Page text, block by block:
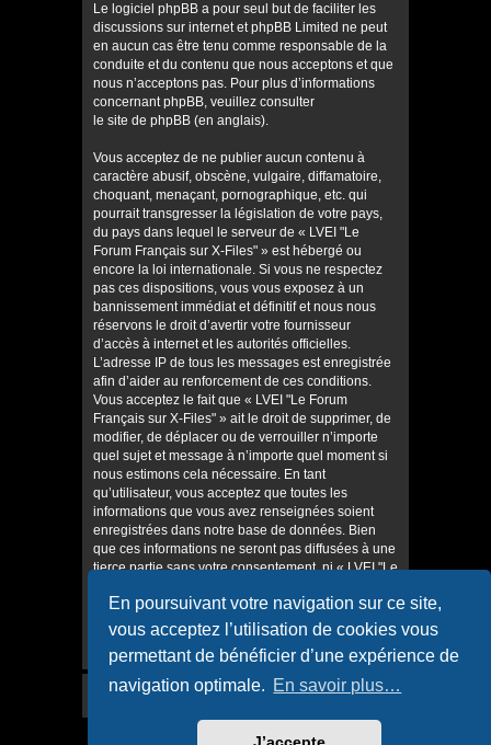
En poursuivant votre navigation sur ce site,
vous acceptez l’utilisation de cookies vous
permettant de bénéficier d’une expérience de
navigation optimale. En savoir plus…
Le logiciel phpBB a pour seul but de faciliter les
discussions sur internet et phpBB Limited ne peut
en aucun cas être tenu comme responsable de la
conduite et du contenu que nous acceptons et que
nous n’acceptons pas. Pour plus d’informations
concernant phpBB, veuillez consulter
le site de phpBB (en anglais).
Vous acceptez de ne publier aucun contenu à
caractère abusif, obscène, vulgaire, diffamatoire,
choquant, menaçant, pornographique, etc. qui
pourrait transgresser la législation de votre pays,
du pays dans lequel le serveur de « LVEI "Le
Forum Français sur X-Files" » est hébergé ou
encore la loi internationale. Si vous ne respectez
pas ces dispositions, vous vous exposez à un
bannissement immédiat et définitif et nous nous
réservons le droit d’avertir votre fournisseur
d’accès à internet et les autorités officielles.
L’adresse IP de tous les messages est enregistrée
afin d’aider au renforcement de ces conditions.
Vous acceptez le fait que « LVEI "Le Forum
Français sur X-Files" » ait le droit de supprimer, de
modifier, de déplacer ou de verrouiller n’importe
quel sujet et message à n’importe quel moment si
nous estimons cela nécessaire. En tant
qu’utilisateur, vous acceptez que toutes les
informations que vous avez renseignées soient
enregistrées dans notre base de données. Bien
que ces informations ne seront pas diffusées à une
tierce partie sans votre consentement, ni « LVEI "Le
pourront être tenus comme responsables en cas
de tentative de piratage informatique visant à
compromettre vos données.
Accueil du forum